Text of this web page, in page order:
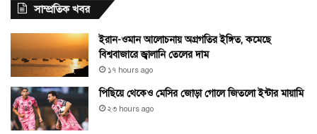
সাম্প্রতিক খবর
ইরান-ওমান আলোচনায় অগ্রগতির ইঙ্গিত, কমেছে
বিশ্ববাজারে জ্বালানি তেলের দাম
১৭ hours ago
পিছিয়ে থেকেও মেসির জোড়া গোলে জিতলো ইন্টার মায়ামি
২৩ hours ago